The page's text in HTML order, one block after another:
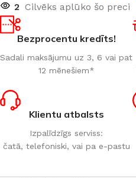
2 Cilvēks aplūko šo preci
Bezprocentu kredīts!
Sadali maksājumu uz 3, 6 vai pat
12 mēnešiem*
Klientu atbalsts
Izpalīdzīgs serviss:
čatā, telefoniski, vai pa e-pastu